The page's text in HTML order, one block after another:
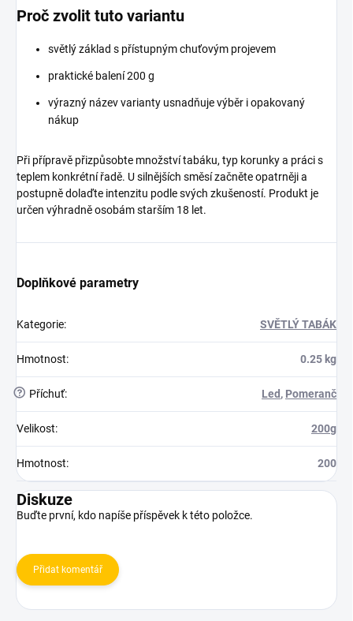
Proč zvolit tuto variantu
světlý základ s přístupným chuťovým projevem
praktické balení 200 g
výrazný název varianty usnadňuje výběr i opakovaný
nákup
Při přípravě přizpůsobte množství tabáku, typ korunky a práci s
teplem konkrétní řadě. U silnějších směsí začněte opatrněji a
postupně dolaďte intenzitu podle svých zkušeností. Produkt je
určen výhradně osobám starším 18 let.
Doplňkové parametry
Kategorie: SVĚTLÝ TABÁK
Hmotnost: 0.25 kg
? Příchuť: Led, Pomeranč
Velikost: 200g
Hmotnost: 200
Diskuze
Buďte první, kdo napíše příspěvek k této položce.
Přidat komentář